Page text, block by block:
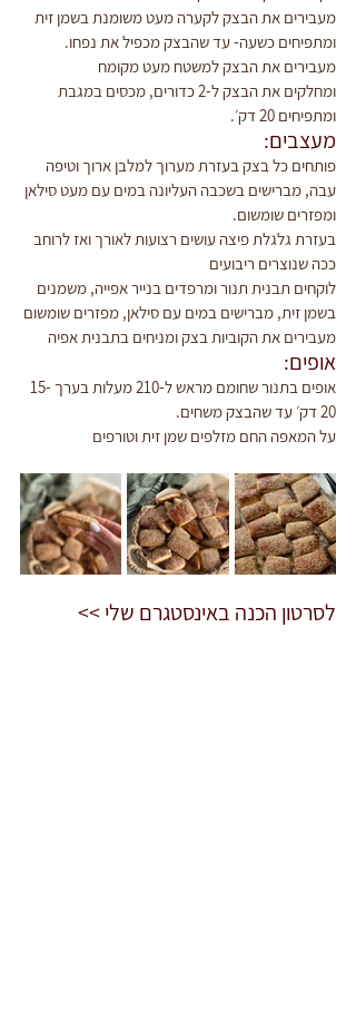
מעבירים את הבצק לקערה מעט משומנת בשמן זית
ומתפיחים כשעה- עד שהבצק מכפיל את נפחו.
מעבירים את הבצק למשטח מעט מקומח
ומחלקים את הבצק ל-2 כדורים, מכסים במגבת
ומתפיחים 20 דק׳.
מעצבים:
פותחים כל בצק בעזרת מערוך למלבן ארוך וטיפה
עבה, מברישים בשכבה העליונה במים עם מעט סילאן
ומפזרים שומשום.
בעזרת גלגלת פיצה עושים רצועות לאורך ואז לרוחב
ככה שנוצרים ריבועים
לוקחים תבנית תנור ומרפדים בנייר אפייה, משמנים
בשמן זית, מברישים במים עם סילאן, מפזרים שומשום
מעבירים את הקוביות בצק ומניחים בתבנית אפיה
אופים:
אופים בתנור שחומם מראש ל-210 מעלות בערך 15-
20 דק׳ עד שהבצק משחים.
על המאפה החם מזלפים שמן זית וטורפים
לסרטון הכנה באינסטגרם שלי >>